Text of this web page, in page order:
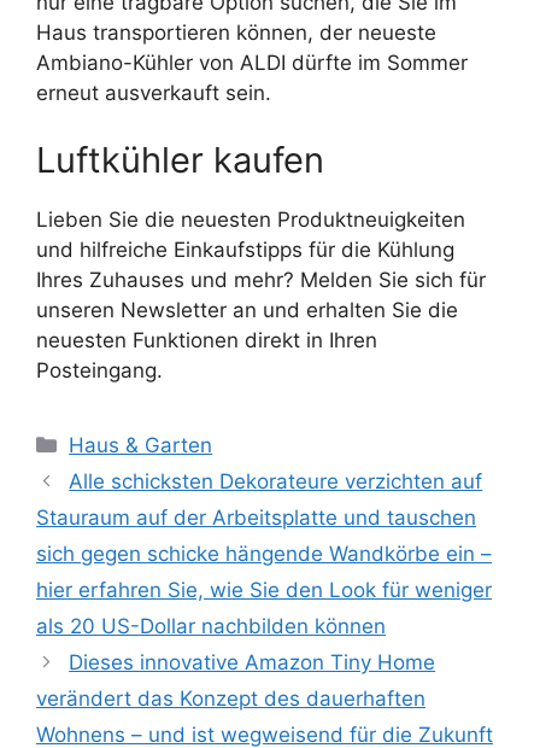
Haus transportieren können, der neueste
Ambiano-Kühler von ALDI dürfte im Sommer
erneut ausverkauft sein.
Luftkühler kaufen
Lieben Sie die neuesten Produktneuigkeiten
und hilfreiche Einkaufstipps für die Kühlung
Ihres Zuhauses und mehr? Melden Sie sich für
unseren Newsletter an und erhalten Sie die
neuesten Funktionen direkt in Ihren
Posteingang.
Kategorien
Haus & Garten
Alle schicksten Dekorateure verzichten auf
Stauraum auf der Arbeitsplatte und tauschen
sich gegen schicke hängende Wandkörbe ein –
hier erfahren Sie, wie Sie den Look für weniger
als 20 US-Dollar nachbilden können
Dieses innovative Amazon Tiny Home
verändert das Konzept des dauerhaften
Wohnens – und ist wegweisend für die Zukunft